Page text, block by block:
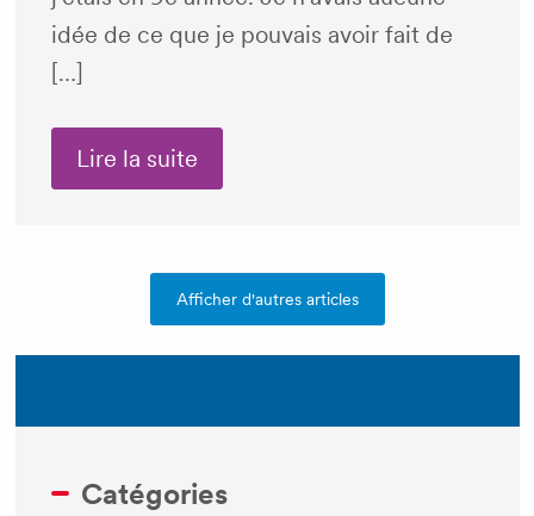
idée de ce que je pouvais avoir fait de
[…]
Lire la suite
Afficher d'autres articles
Catégories